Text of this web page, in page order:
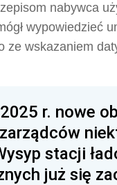
nabywca
wypowiedzieć
ze wskazaniem
r. nowe
stacji
już się